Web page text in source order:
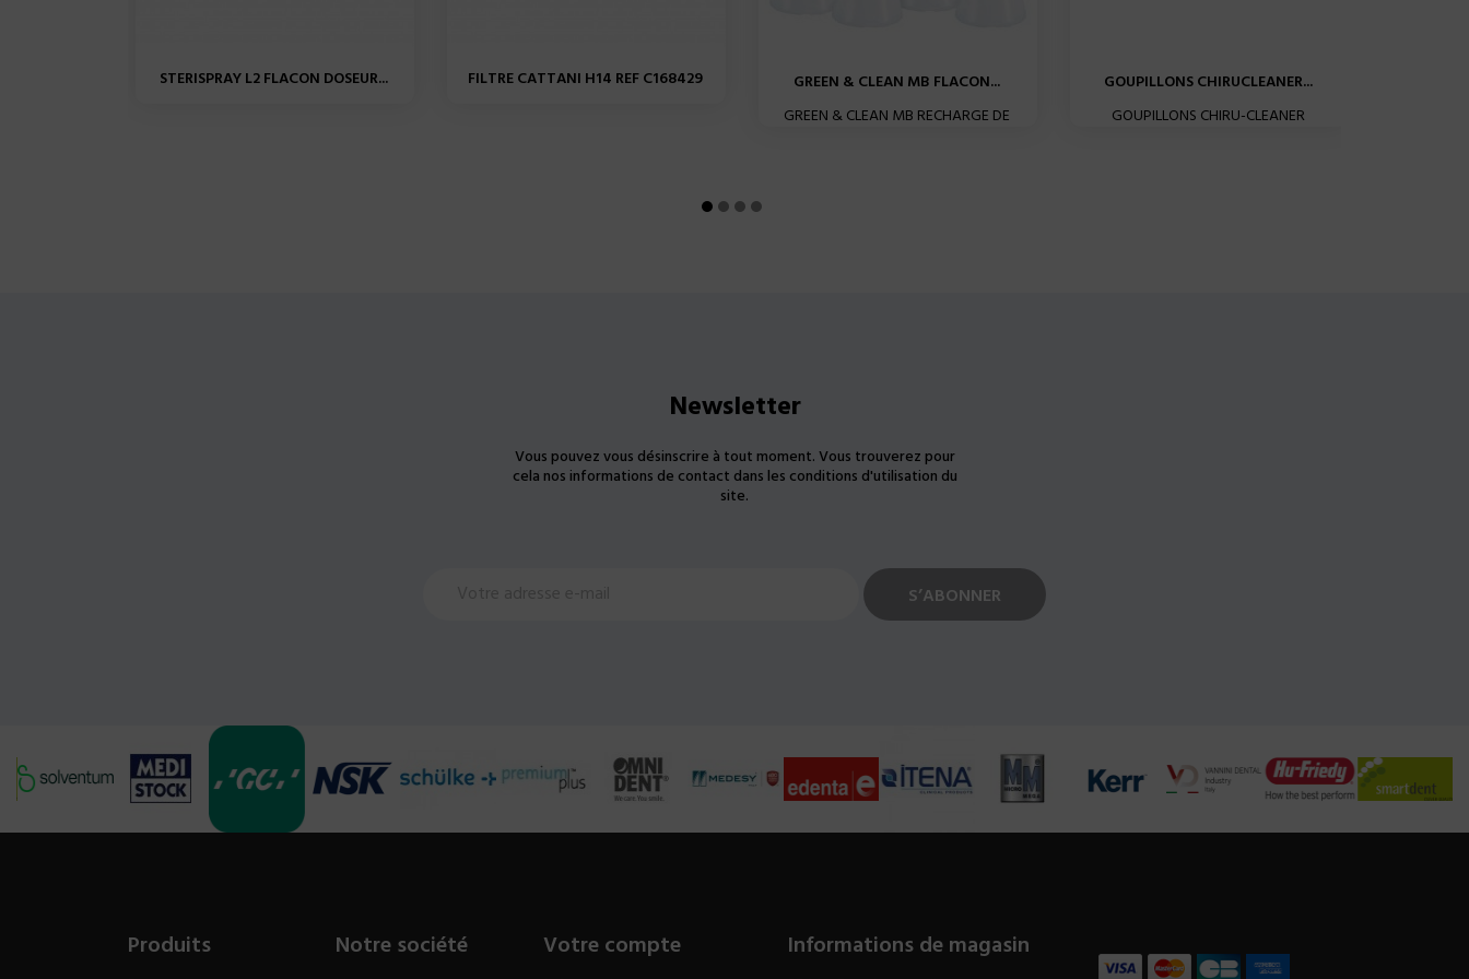
STERISPRAY L2 FLACON DOSEUR... FILTRE CATTANI H14 REF C168429
GREEN & CLEAN MB FLACON...
GREEN & CLEAN MB RECHARGE DE
GOUPILLONS CHIRUCLEANER...
GOUPILLONS CHIRU-CLEANER
Newsletter
Vous pouvez vous désinscrire à tout moment. Vous trouverez pour
cela nos informations de contact dans les conditions d'utilisation du
site.
Produits Notre société Votre compte Informations de magasin